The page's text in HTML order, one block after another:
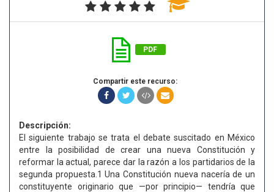
PDF
Compartir este recurso:
Descripción:
El siguiente trabajo se trata el debate suscitado en México
entre la posibilidad de crear una nueva Constitución y
reformar la actual, parece dar la razón a los partidarios de la
segunda propuesta.1 Una Constitución nueva nacería de un
constituyente originario que —por principio— tendría que